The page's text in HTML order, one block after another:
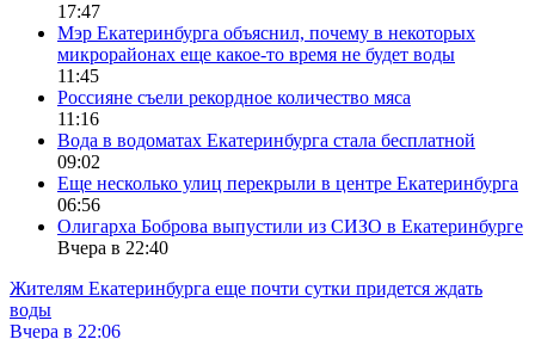
17:47
Мэр Екатеринбурга объяснил, почему в некоторых
микрорайонах еще какое-то время не будет воды
11:45
Россияне съели рекордное количество мяса
11:16
Вода в водоматах Екатеринбурга стала бесплатной
09:02
Еще несколько улиц перекрыли в центре Екатеринбурга
06:56
Олигарха Боброва выпустили из СИЗО в Екатеринбурге
Вчера в 22:40
Жителям Екатеринбурга еще почти сутки придется ждать
воды
Вчера в 22:06